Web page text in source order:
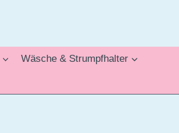
Wäsche & Strumpfhalter